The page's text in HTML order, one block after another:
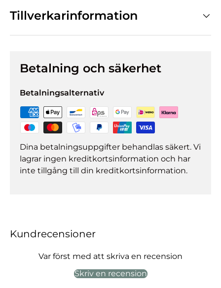
Tillverkarinformation
Betalning och säkerhet
Betalningsalternativ
Dina betalningsuppgifter behandlas säkert. Vi
lagrar ingen kreditkortsinformation och har
inte tillgång till din kreditkortsinformation.
Kundrecensioner
Var först med att skriva en recension
Skriv en recension